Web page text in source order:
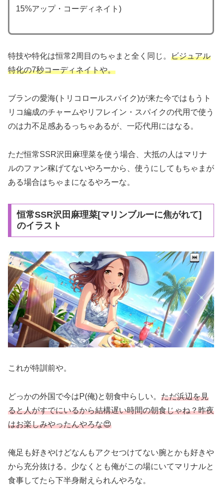
15%アップ・コーディネイト)
特技や特化は恒常2周目のちゃまと全く同じ。 ビジュアル
特化の7秒コーディネイトや。
ブランの愛海(トリコロールスパイク)が来た今ではもうト
リコ編成のチャームやリフレイン・スパイクの代用で使う
のは力不足感あるっちゃあるが、一応代用にはなる。
ただ恒常SSR沢田麻理菜を使う場合、大抵の人はマリナ
ルのファン稼げてないやろーから、使うにしてもちゃまが
ある場合はちゃまになるやろーな。
恒常SSR沢田麻理菜[マリンブルーに焦がれて]
のイラスト
これが特訓前や。
どっかの外国で今はP(俺)と朝食中らしい。 ただ浜辺を見
ると人がすでにいるから結構遅い時間の朝食じゃね？昨夜
はお楽しみやったんやろな😍
俺足も好きやけどなんもアクセつけてない腕とかも好きや
から充分抜ける。少なくとも俺がこの場にいてマリナルと
食事してたら下半身耐えられんやろな。